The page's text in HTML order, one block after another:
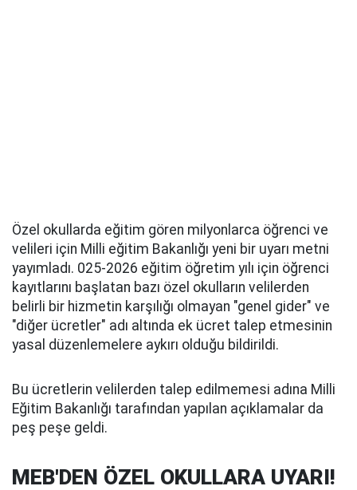
Özel okullarda eğitim gören milyonlarca öğrenci ve
velileri için Milli eğitim Bakanlığı yeni bir uyarı metni
yayımladı. 025-2026 eğitim öğretim yılı için öğrenci
kayıtlarını başlatan bazı özel okulların velilerden
belirli bir hizmetin karşılığı olmayan "genel gider" ve
"diğer ücretler" adı altında ek ücret talep etmesinin
yasal düzenlemelere aykırı olduğu bildirildi.
Bu ücretlerin velilerden talep edilmemesi adına Milli
Eğitim Bakanlığı tarafından yapılan açıklamalar da
peş peşe geldi.
MEB'DEN ÖZEL OKULLARA UYARI!